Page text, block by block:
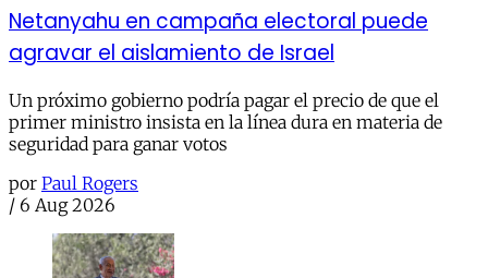
Netanyahu en campaña electoral puede
agravar el aislamiento de Israel
Un próximo gobierno podría pagar el precio de que el
primer ministro insista en la línea dura en materia de
seguridad para ganar votos
por Paul Rogers
/ 6 Aug 2026